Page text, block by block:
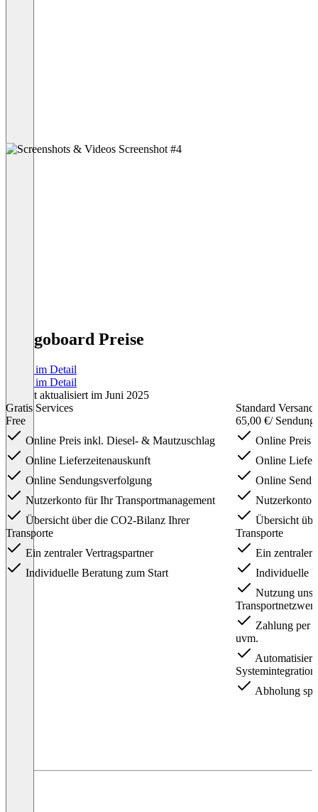
Cargoboard Preise
Preise im Detail
Preise im Detail
Zuletzt aktualisiert im Juni 2025
Gratis Services
Free
Online Preis inkl. Diesel- & Mautzuschlag
Online Lieferzeitenauskunft
Online Sendungsverfolgung
Nutzerkonto für Ihr Transportmanagement
Übersicht über die CO2-Bilanz Ihrer
Transporte
Ein zentraler Vertragspartner
Individuelle Beratung zum Start
Standard Versand
65,00 €/ Sendung
Online Preis
Online
Online
Nutzerkonto
Übersicht
Transporte
Ein zentraler
Individuelle
Nutzung
Zahlung per
uvm.
Systemintegration
Abholung